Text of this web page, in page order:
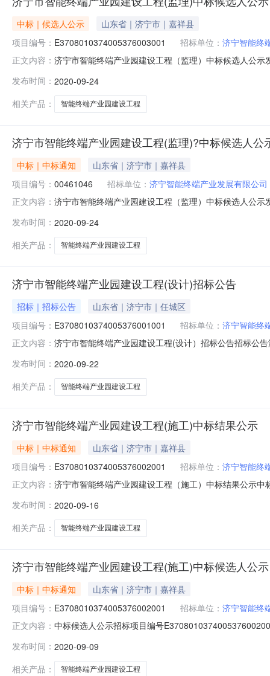
中标｜候选人公示
山东省｜济宁市｜嘉祥县
项目编号： E3708010374005376003001 招标单位： 济宁智能终
正文内容： 济宁市智能终端产业园建设工程（监理）中标候选人公
理），该项目位于海川路以东，开源路以南，济邹路以
务。
发布时间： 2020-09-24
相关产品：
智能终端产业园建设工程
济宁市智能终端产业园建设工程(监理)?中标候选人公
中标｜中标通知
山东省｜济宁市｜嘉祥县
项目编号： 00461046 招标单位： 济宁智能终端产业发展有限公司
正文内容： 济宁市智能终端产业园建设工程（监理）中标候选人公
（监理），该项目位于海川路以东，开源路以南，济邹
服务。建设地
发布时间： 2020-09-24
相关产品：
智能终端产业园建设工程
济宁市智能终端产业园建设工程(设计)招标公告
招标｜招标公告
山东省｜济宁市｜任城区
项目编号： E3708010374005376001001 招标单位： 济宁智能终
正文内容： 济宁市智能终端产业园建设工程(设计）招标公告招标公
业园建设工程(设计），海川路以东，开源路以南，济邹
括修建性详细规
发布时间： 2020-09-22
相关产品：
智能终端产业园建设工程
济宁市智能终端产业园建设工程(施工)中标结果公示
中标｜中标通知
山东省｜济宁市｜嘉祥县
项目编号： E3708010374005376002001 招标单位： 济宁智能终
正文内容： 济宁市智能终端产业园建设工程（施工）中标结果公示
容详见图纸及工程量清单。建设地点海川路以东，开源
439614877.77元大写:肆亿
发布时间： 2020-09-16
相关产品：
智能终端产业园建设工程
济宁市智能终端产业园建设工程(施工)中标候选人公示
中标｜中标通知
山东省｜济宁市｜嘉祥县
项目编号： E3708010374005376002001 招标单位： 济宁智能终
正文内容： 中标候选人公示招标项目编号
南，济邹路以北，德源路以西代理机构山东新哲项目管
分工期5
发布时间： 2020-09-09
相关产品：
智能终端产业园建设工程